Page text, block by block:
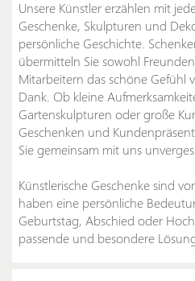
Unsere Künstler erzählen mit
Geschenke, Skulpturen und
persönliche Geschichte.
übermitteln Sie sowohl
Mitarbeitern das schöne Gefühl
Dank. Ob kleine
Gartenskulpturen oder große
Geschenken und
Sie gemeinsam mit uns
Künstlerische Geschenke sind
haben eine persönliche
Geburtstag, Abschied oder
passende und besondere